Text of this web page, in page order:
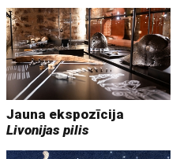
Jauna ekspozīcija
Livonijas pilis